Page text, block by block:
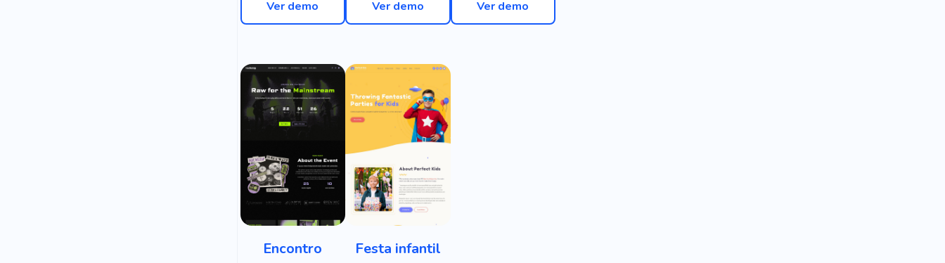
Ver demo Ver demo Ver demo
Encontro Festa infantil